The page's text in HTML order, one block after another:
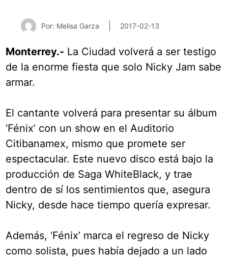
Por: Melisa Garza 2017-02-13
Monterrey.- La Ciudad volverá a ser testigo
de la enorme fiesta que solo Nicky Jam sabe
armar.
El cantante volverá para presentar su álbum
‘Fénix’ con un show en el Auditorio
Citibanamex, mismo que promete ser
espectacular. Este nuevo disco está bajo la
producción de Saga WhiteBlack, y trae
dentro de sí los sentimientos que, asegura
Nicky, desde hace tiempo quería expresar.
Además, ‘Fénix’ marca el regreso de Nicky
como solista, pues había dejado a un lado